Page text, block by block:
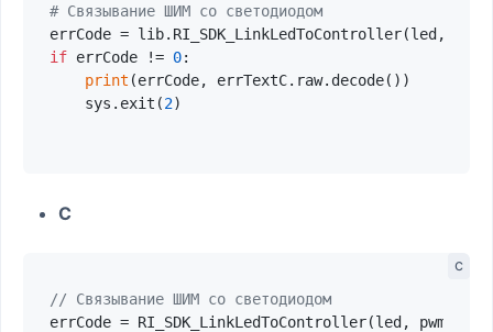
# Связывание ШИМ со светодиодом
errCode = lib.RI_SDK_LinkLedToController(led,
if errCode != 0:
print (errCode, errTextC.raw.decode())
    sys.exit(
2)
C
// Связывание ШИМ со светодиодом
errCode = RI_SDK_LinkLedToController(led, pwm,